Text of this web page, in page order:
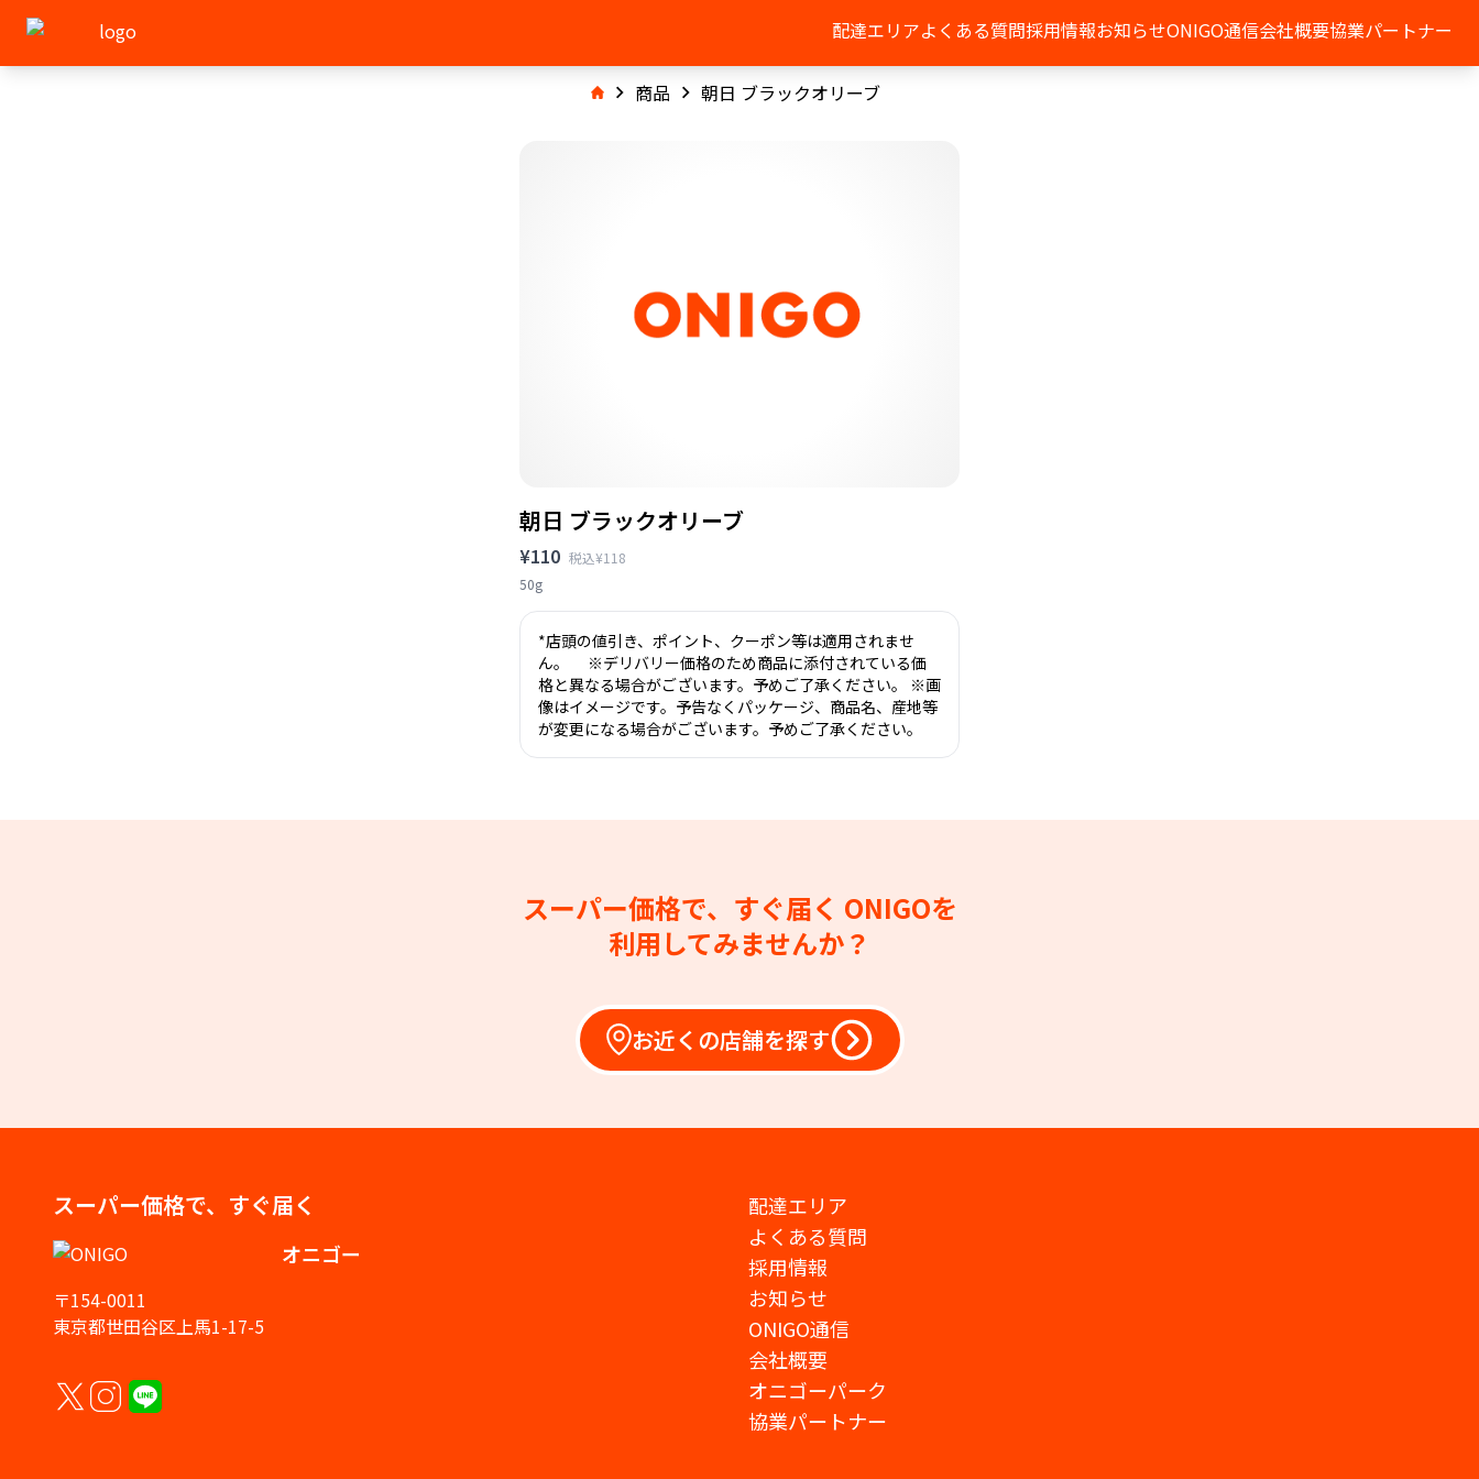
配達エリアよくある質問採用情報お知らせONIGO通信会社概要協業パートナー
商品 朝日 ブラックオリーブ
朝日 ブラックオリーブ
¥110 税込¥118
50g
*店頭の値引き、ポイント、クーポン等は適用されませ
ん。 ※デリバリー価格のため商品に添付されている価
格と異なる場合がございます。予めご了承ください。 ※画
像はイメージです。予告なくパッケージ、商品名、産地等
が変更になる場合がございます。予めご了承ください。
スーパー価格で、すぐ届く ONIGOを
利用してみませんか？
お近くの店舗を探す
スーパー価格で、すぐ届く
オニゴー
〒154-0011
東京都世田谷区上馬1-17-5
配達エリア
よくある質問
採用情報
お知らせ
ONIGO通信
会社概要
オニゴーパーク
協業パートナー